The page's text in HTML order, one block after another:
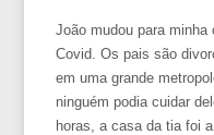
João mudou para minha
Covid. Os pais são
em uma grande
ninguém podia cuidar
horas, a casa da tia foi